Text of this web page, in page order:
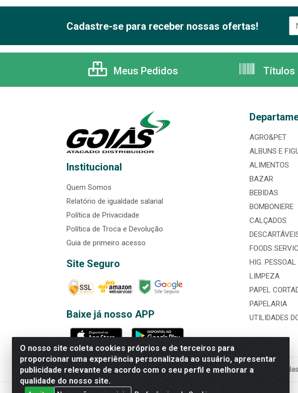
O nosso site coleta cookies próprios e de terceiros para
proporcionar uma experiência personalizada ao usuário, apresentar
publicidade relevante de acordo com o seu perfil e melhorar a
qualidade do nosso site.
Cadastre-se para receber nossas ofertas!
Meus Pedidos Títulos
Institucional
Quem Somos
Relatório de igualdade salarial
Política de Privacidade
Política de Troca e Devolução
Guia de primeiro acesso
Site Seguro
Baixe já nosso APP
AGRO&PET
ALBUNS E
ALIMENTOS
BAZAR
BEBIDAS
BOMBONIERE
CALÇADOS
FOODS
HIG.
LIMPEZA
PAPEL
PAPELARIA
UTILIDADES
Rede Brasil - Avenida Universitária, nº 3860, Jardim